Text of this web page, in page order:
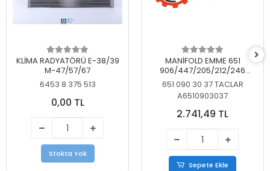
KLİMA RADYATÖRÜ E-38/39
M-47/57/67
6453 8 375 513
0,00 TL
Stokta Yok
MANİFOLD EMME 651
906/447/205/212/246
KELEBEKSİZ
651 090 30 37 TACLAR
A6510903037
2.741,49 TL
Sepete Ekle